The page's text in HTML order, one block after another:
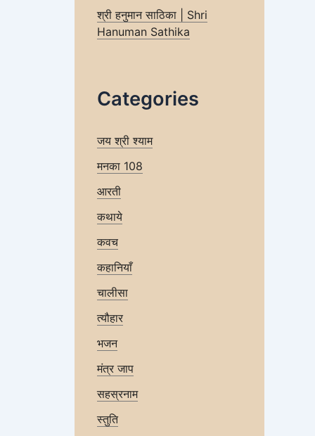
श्री हनुमान साठिका | Shri
Hanuman Sathika
Categories
जय श्री श्याम
मनका 108
आरती
कथाये
कवच
कहानियाँ
चालीसा
त्यौहार
भजन
मंत्र जाप
सहस्रनाम
स्तुति